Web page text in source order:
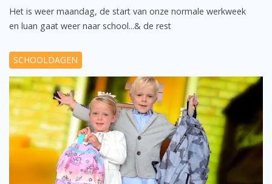
Het is weer maandag, de start van onze normale werkweek
en luan gaat weer naar school...& de rest
SCHOOLDAGEN